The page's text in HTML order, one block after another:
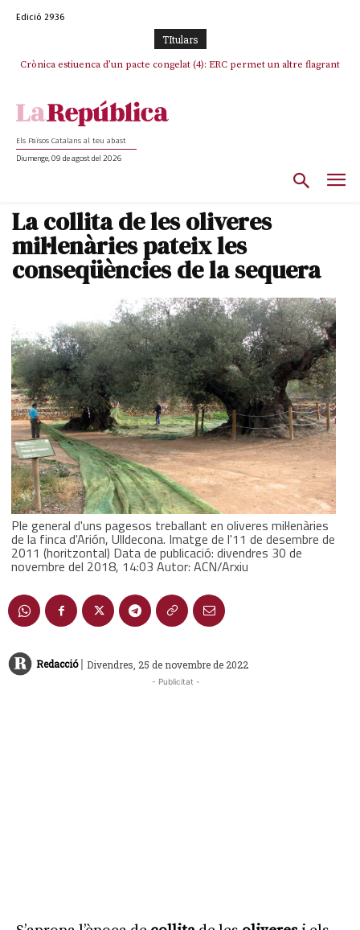
Edició 2936
TItulars
Crònica estiuenca d’un pacte congelat (4): ERC permet un altre flagrant
Rufián boicoteja l’estratègia d’acostament a Junts d’Oriol Junqueras
Els Països Catalans al teu abast
Diumenge, 09 de agost del 2026
La collita de les oliveres
mil·lenàries pateix les
conseqüències de la sequera
Ple general d'uns pagesos treballant en oliveres mil·lenàries
de la finca d'Arión, Ulldecona. Imatge de l'11 de desembre de
2011 (horitzontal) Data de publicació: divendres 30 de
novembre del 2018, 14:03 Autor: ACN/Arxiu
Redacció | Divendres, 25 de novembre de 2022
- Publicitat -